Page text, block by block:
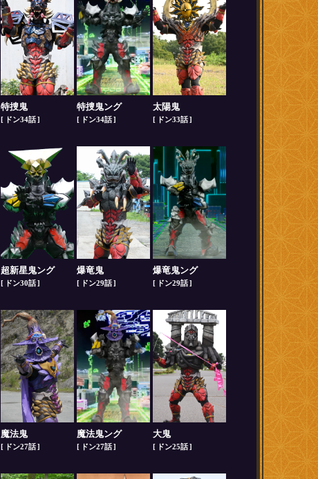
特捜鬼
ドン34話
特捜鬼ング
ドン34話
太陽鬼
ドン33話
超新星鬼ング
ドン30話
爆竜鬼
ドン29話
爆竜鬼ング
ドン29話
魔法鬼
ドン27話
魔法鬼ング
ドン27話
大鬼
ドン25話